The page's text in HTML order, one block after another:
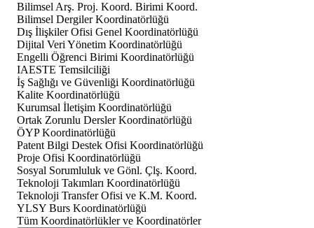
Bilimsel Arş. Proj. Koord. Birimi Koord.
Bilimsel Dergiler Koordinatörlüğü
Dış İlişkiler Ofisi Genel Koordinatörlüğü
Dijital Veri Yönetim Koordinatörlüğü
Engelli Öğrenci Birimi Koordinatörlüğü
IAESTE Temsilciliği
İş Sağlığı ve Güvenliği Koordinatörlüğü
Kalite Koordinatörlüğü
Kurumsal İletişim Koordinatörlüğü
Ortak Zorunlu Dersler Koordinatörlüğü
ÖYP Koordinatörlüğü
Patent Bilgi Destek Ofisi Koordinatörlüğü
Proje Ofisi Koordinatörlüğü
Sosyal Sorumluluk ve Gönl. Çlş. Koord.
Teknoloji Takımları Koordinatörlüğü
Teknoloji Transfer Ofisi ve K.M. Koord.
YLSY Burs Koordinatörlüğü
Tüm Koordinatörlükler ve Koordinatörler